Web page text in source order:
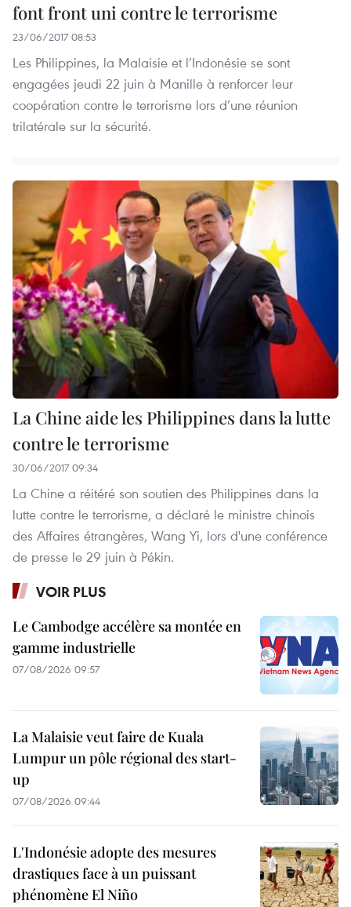
font front uni contre le terrorisme
23/06/2017 08:53
Les Philippines, la Malaisie et l’Indonésie se sont
engagées jeudi 22 juin à Manille à renforcer leur
coopération contre le terrorisme lors d’une réunion
trilatérale sur la sécurité.
La Chine aide les Philippines dans la lutte
contre le terrorisme
30/06/2017 09:34
La Chine a réitéré son soutien des Philippines dans la
lutte contre le terrorisme, a déclaré le ministre chinois
des Affaires étrangères, Wang Yi, lors d'une conférence
de presse le 29 juin à Pékin.
VOIR PLUS
Le Cambodge accélère sa montée en
gamme industrielle
07/08/2026 09:57
La Malaisie veut faire de Kuala
Lumpur un pôle régional des start-
up
07/08/2026 09:44
L'Indonésie adopte des mesures
drastiques face à un puissant
phénomène El Niño